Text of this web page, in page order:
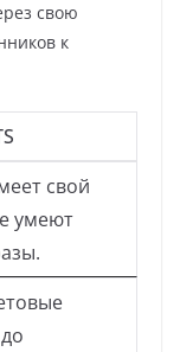
свою
к
свой
умеют